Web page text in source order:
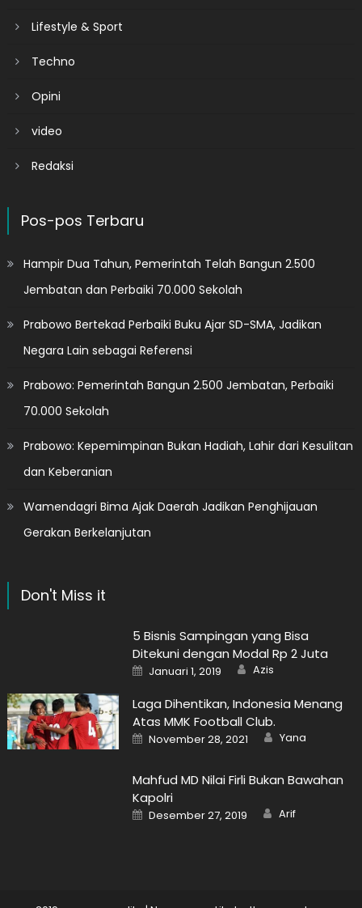
Lifestyle & Sport
Techno
Opini
video
Redaksi
Pos-pos Terbaru
Hampir Dua Tahun, Pemerintah Telah Bangun 2.500
Jembatan dan Perbaiki 70.000 Sekolah
Prabowo Bertekad Perbaiki Buku Ajar SD-SMA, Jadikan
Negara Lain sebagai Referensi
Prabowo: Pemerintah Bangun 2.500 Jembatan, Perbaiki
70.000 Sekolah
Prabowo: Kepemimpinan Bukan Hadiah, Lahir dari Kesulitan
dan Keberanian
Wamendagri Bima Ajak Daerah Jadikan Penghijauan
Gerakan Berkelanjutan
Don't Miss it
5 Bisnis Sampingan yang Bisa
Ditekuni dengan Modal Rp 2 Juta
Posted
on
Januari 1, 2019 Author
Azis
Laga Dihentikan, Indonesia Menang
Atas MMK Football Club.
Posted
on
November 28, 2021 Author
Yana
Mahfud MD Nilai Firli Bukan Bawahan
Kapolri
Posted
on
Desember 27, 2019 Author
Arif